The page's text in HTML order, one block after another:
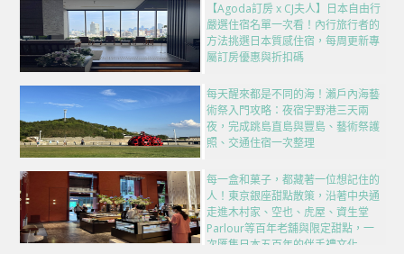
【Agoda訂房 x CJ夫人】日本自由行
嚴選住宿名單一次看！內行旅行者的
方法挑選日本質感住宿，每周更新專
屬訂房優惠與折扣碼
每天醒來都是不同的海！瀨戶內海藝
術祭入門攻略：夜宿宇野港三天兩
夜，完成跳島直島與豐島、藝術祭護
照、交通住宿一次整理
每一盒和菓子，都藏著一位想記住的
人！東京銀座甜點散策，沿著中央通
走進木村家、空也、虎屋、資生堂
Parlour等百年老舖與限定甜點，一
次匯集日本五百年的伴手禮文化